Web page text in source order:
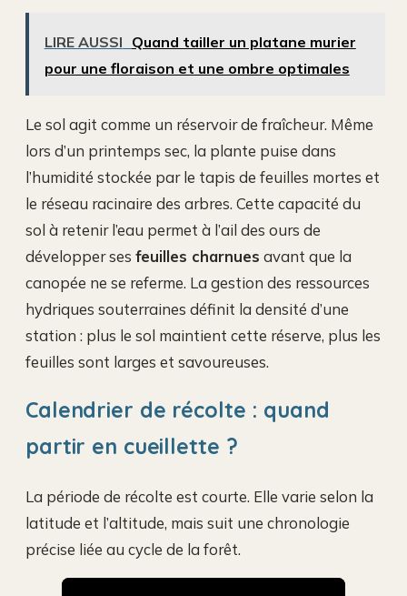
LIRE AUSSI Quand tailler un platane murier
pour une floraison et une ombre optimales
Le sol agit comme un réservoir de fraîcheur. Même
lors d’un printemps sec, la plante puise dans
l’humidité stockée par le tapis de feuilles mortes et
le réseau racinaire des arbres. Cette capacité du
sol à retenir l’eau permet à l’ail des ours de
développer ses feuilles charnues avant que la
canopée ne se referme. La gestion des ressources
hydriques souterraines définit la densité d’une
station : plus le sol maintient cette réserve, plus les
feuilles sont larges et savoureuses.
Calendrier de récolte : quand
partir en cueillette ?
La période de récolte est courte. Elle varie selon la
latitude et l’altitude, mais suit une chronologie
précise liée au cycle de la forêt.